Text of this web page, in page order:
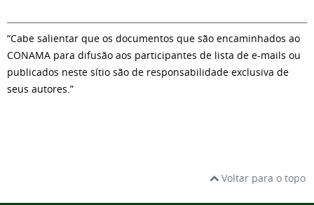
“Cabe salientar que os documentos que são encaminhados ao
CONAMA para difusão aos participantes de lista de e-mails ou
publicados neste sítio são de responsabilidade exclusiva de
seus autores.”
Voltar para o topo